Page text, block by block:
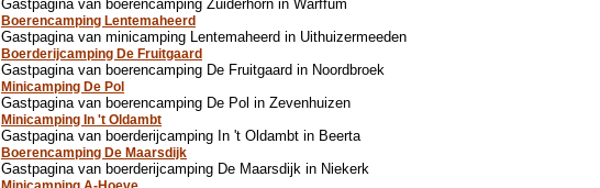
Gastpagina van boerencamping Zuiderhorn in Warffum
Boerencamping Lentemaheerd
Gastpagina van minicamping Lentemaheerd in Uithuizermeeden
Boerderijcamping De Fruitgaard
Gastpagina van boerencamping De Fruitgaard in Noordbroek
Minicamping De Pol
Gastpagina van boerencamping De Pol in Zevenhuizen
Minicamping In 't Oldambt
Gastpagina van boerderijcamping In 't Oldambt in Beerta
Boerencamping De Maarsdijk
Gastpagina van boerderijcamping De Maarsdijk in Niekerk